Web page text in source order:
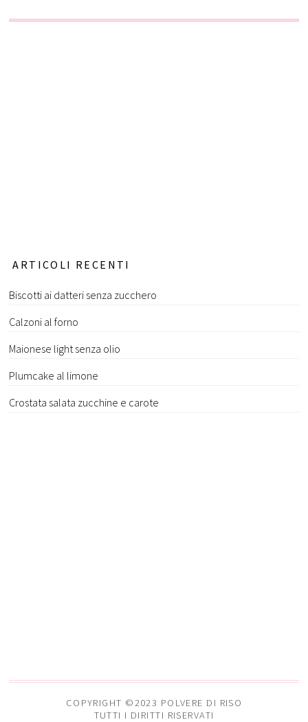
ARTICOLI RECENTI
Biscotti ai datteri senza zucchero
Calzoni al forno
Maionese light senza olio
Plumcake al limone
Crostata salata zucchine e carote
COPYRIGHT ©2023 POLVERE DI RISO
TUTTI I DIRITTI RISERVATI